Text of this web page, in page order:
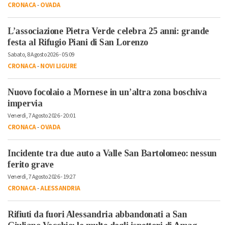
CRONACA-OVADA
L’associazione Pietra Verde celebra 25 anni: grande
festa al Rifugio Piani di San Lorenzo
Sabato, 8 Agosto 2026 - 05:09
CRONACA-NOVI LIGURE
Nuovo focolaio a Mornese in un’altra zona boschiva
impervia
Venerdì, 7 Agosto 2026 - 20:01
CRONACA-OVADA
Incidente tra due auto a Valle San Bartolomeo: nessun
ferito grave
Venerdì, 7 Agosto 2026 - 19:27
CRONACA-ALESSANDRIA
Rifiuti da fuori Alessandria abbandonati a San